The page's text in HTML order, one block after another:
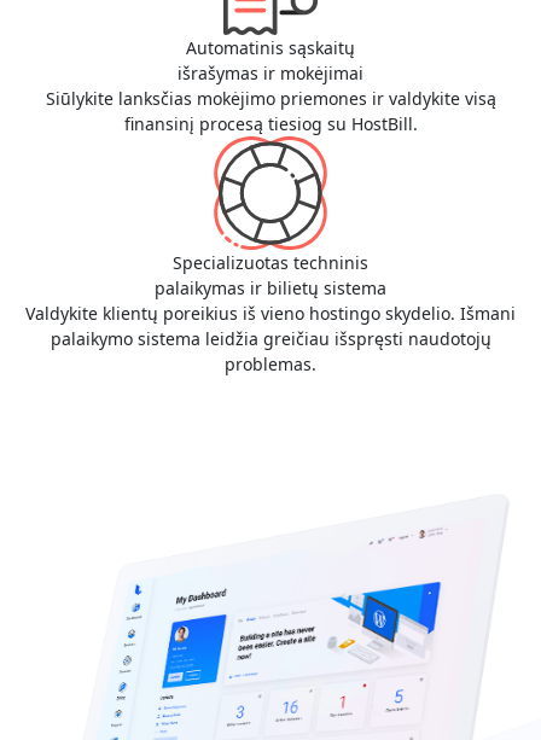
Automatinis sąskaitų
išrašymas ir mokėjimai
Siūlykite lanksčias mokėjimo priemones ir valdykite visą
finansinį procesą tiesiog su HostBill.
Specializuotas techninis
palaikymas ir bilietų sistema
Valdykite klientų poreikius iš vieno hostingo skydelio. Išmani
palaikymo sistema leidžia greičiau išspręsti naudotojų
problemas.